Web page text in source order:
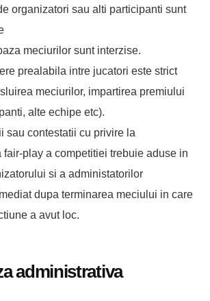
organizatori sau alti participanti sunt
meciurilor sunt interzise.
prealabila intre jucatori este strict
meciurilor, impartirea premiului
alte echipe etc).
sau contestatii cu privire la
fair-play a competitiei trebuie aduse in
si a administatorilor
dupa terminarea meciului in care
a avut loc.
administrativa